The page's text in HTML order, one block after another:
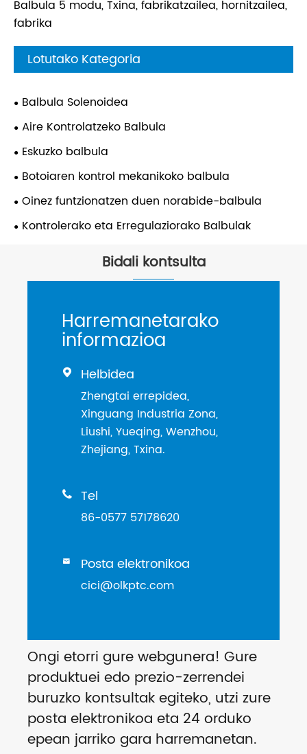
Balbula 5 modu, Txina, fabrikatzailea, hornitzailea,
fabrika
Lotutako Kategoria
Balbula Solenoidea
Aire Kontrolatzeko Balbula
Eskuzko balbula
Botoiaren kontrol mekanikoko balbula
Oinez funtzionatzen duen norabide-balbula
Kontrolerako eta Erregulaziorako Balbulak
Bidali kontsulta
Harremanetarako
informazioa
 Helbidea
Zhengtai errepidea,
Xinguang Industria Zona,
Liushi, Yueqing, Wenzhou,
Zhejiang, Txina.
 Tel
86-0577 57178620
 Posta elektronikoa
cici@olkptc.com
Ongi etorri gure webgunera! Gure
produktuei edo prezio-zerrendei
buruzko kontsultak egiteko, utzi zure
posta elektronikoa eta 24 orduko
epean jarriko gara harremanetan.